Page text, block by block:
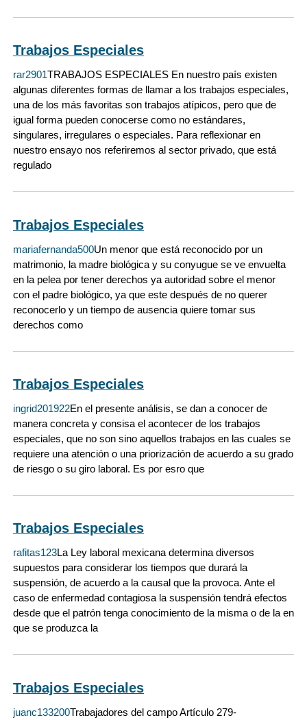
Trabajos Especiales
rar2901TRABAJOS ESPECIALES En nuestro país existen
algunas diferentes formas de llamar a los trabajos especiales,
una de los más favoritas son trabajos atípicos, pero que de
igual forma pueden conocerse como no estándares,
singulares, irregulares o especiales. Para reflexionar en
nuestro ensayo nos referiremos al sector privado, que está
regulado
Trabajos Especiales
mariafernanda500Un menor que está reconocido por un
matrimonio, la madre biológica y su conyugue se ve envuelta
en la pelea por tener derechos ya autoridad sobre el menor
con el padre biológico, ya que este después de no querer
reconocerlo y un tiempo de ausencia quiere tomar sus
derechos como
Trabajos Especiales
ingrid201922En el presente análisis, se dan a conocer de
manera concreta y consisa el acontecer de los trabajos
especiales, que no son sino aquellos trabajos en las cuales se
requiere una atención o una priorización de acuerdo a su grado
de riesgo o su giro laboral. Es por esro que
Trabajos Especiales
rafitas123La Ley laboral mexicana determina diversos
supuestos para considerar los tiempos que durará la
suspensión, de acuerdo a la causal que la provoca. Ante el
caso de enfermedad contagiosa la suspensión tendrá efectos
desde que el patrón tenga conocimiento de la misma o de la en
que se produzca la
Trabajos Especiales
juanc133200Trabajadores del campo Artículo 279-